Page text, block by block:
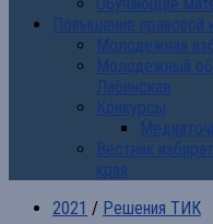
Повышение правовой
Молодежная
Молодежный
Лабинская
Конкурсы
Вестник
края
2021 / Решения ТИК